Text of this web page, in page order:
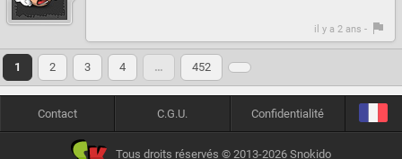
il y a 2 ans -
1 2 3 4 … 452
Contact C.G.U. Confidentialité
Tous droits réservés © 2013-2026 Snokido